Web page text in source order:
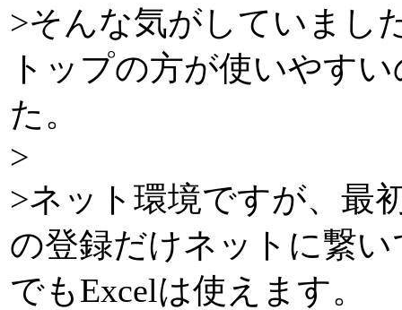
>そんな気がしていまし
トップの方が使いやす
た。
>
>ネット環境ですが、最
の登録だけネットに繋
でもExcelは使えます。